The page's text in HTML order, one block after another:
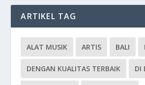
ARTIKEL TAG
ALAT MUSIK ARTIS BALI
DENGAN KUALITAS TERBAIK DI